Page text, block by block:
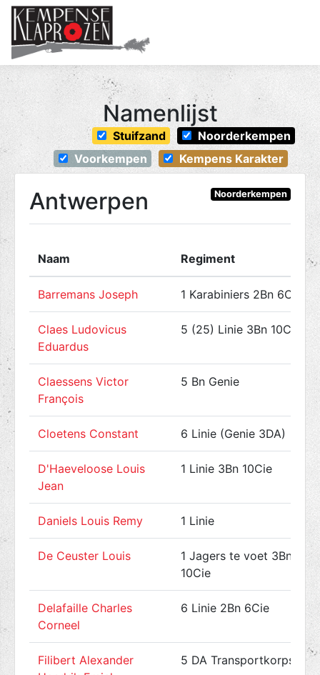
Namenlijst
Noorderkempen
Stuifzand
Kempens Karakter
Voorkempen
Antwerpen Noorderkempen
Naam Regiment
Barremans Joseph 1 Karabiniers 2Bn 6Cie
Claes Ludovicus
Eduardus
5 (25) Linie 3Bn 10Cie
Claessens Victor
François
5 Bn Genie
Cloetens Constant 6 Linie (Genie 3DA)
D'Haeveloose Louis
Jean
1 Linie 3Bn 10Cie
Daniels Louis Remy 1 Linie
De Ceuster Louis
1 Jagers te voet 3Bn
10Cie
Delafaille Charles
Corneel
6 Linie 2Bn 6Cie
Filibert Alexander
5 DA Transportkorps